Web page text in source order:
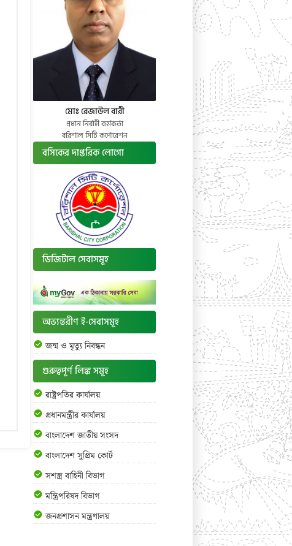
মোঃ রেজাউল বারী
প্রধান নির্বাহী কর্মকর্তা
বরিশাল সিটি কর্পোরেশন
বসিকের দাপ্তরিক লোগো
ডিজিটাল সেবাসমূহ
অভ্যন্তরীণ ই-সেবাসমূহ
জন্ম ও মৃত্যু নিবন্ধন
গুরুত্বপূর্ণ লিঙ্ক সমূহ
রাষ্ট্রপতির কার্যালয়
প্রধানমন্ত্রীর কার্যালয়
বাংলাদেশ জাতীয় সংসদ
বাংলাদেশ সুপ্রিম কোর্ট
সশস্ত্র বাহিনী বিভাগ
মন্ত্রিপরিষদ বিভাগ
জনপ্রশাসন মন্ত্রণালয়